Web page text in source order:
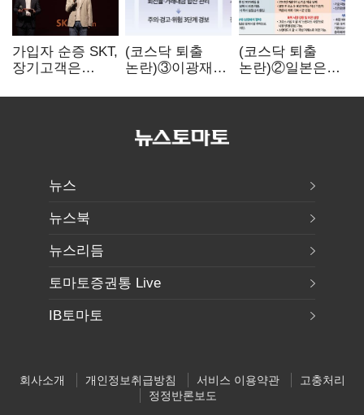
가입자 순증 SKT,
장기고객은
챙긴다
(코스닥 퇴출
논란)③이광재
자동차 없애지는
(코스닥 퇴출
논란)②일본은
기다려주는데
뉴스
뉴스북
뉴스리듬
토마토증권통 Live
IB토마토
회사소개 개인정보취급방침 서비스 이용약관
고충처리
정정반론보도